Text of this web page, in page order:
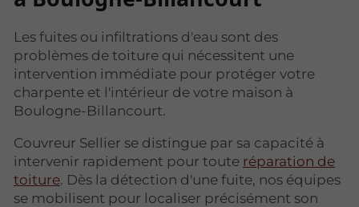
Les fuites ou infiltrations d'eau sont des
problèmes de toiture qui nécessitent une
intervention immédiate pour protéger votre
charpente et l'intérieur de votre maison à
Boulogne-Billancourt.
Couvreur Sellier se distingue par sa capacité à
intervenir rapidement pour toute réparation de
toiture. Dès la détection d'une fuite, nos équipes
se mobilisent pour localiser précisément son